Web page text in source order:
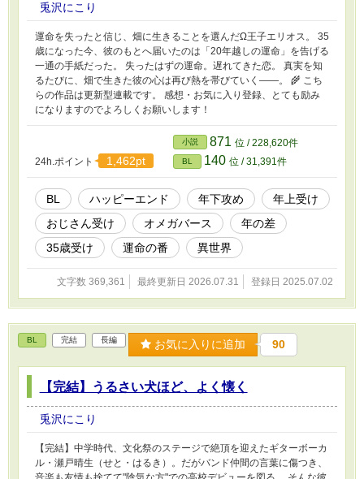
兎沢にこり
運命を失ったと信じ、畑に生きることを選んだΩ王子エリオス。 35
歳になった今、彼のもとへ届いたのは「20年越しの運命」を告げる
一通の手紙だった。 失ったはずの運命。遅れてきた恋。 真実を知
るたびに、畑で生きた彼の心は再び熱を帯びていく――。 🌾 こち
らの作品は更新型連載です。 感想・お気に入り登録、とても励み
になりますのでよろしくお願いします！
24h.ポイント 1,462pt
小説 871 位 / 228,620件
BL 140 位 / 31,391件
BL ハッピーエンド 年下攻め
年上受け
おじさん受け
オメガバース
年の差
35歳受け
運命の番 異世界
文字数 369,361 最終更新日 2026.07.31 登録日 2025.07.02
BL 完結 長編 お気に入りに追加 90
【完結】うるさい犬ほど、よく懐く
兎沢にこり
【完結】中学時代、文化祭のステージで絶頂を迎えたギターボーカ
ル・瀬戸晴生（せと・はるき）。だがバンド仲間の言葉に傷つき、